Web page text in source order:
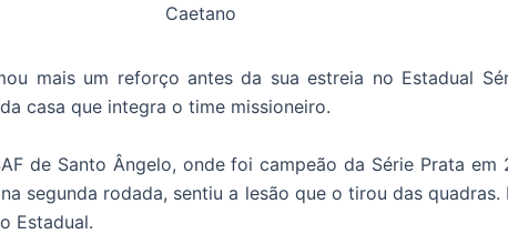
Caetano
mais um reforço antes da sua estreia no Estadual
casa que integra o time missioneiro.
de Santo Ângelo, onde foi campeão da Série Prata
segunda rodada, sentiu a lesão que o tirou das
Estadual.